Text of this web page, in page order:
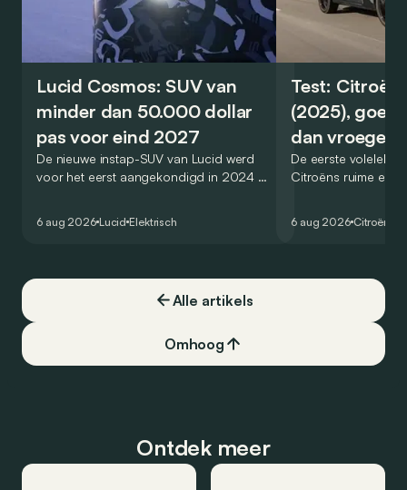
Lucid Cosmos: SUV van
minder dan 50.000 dollar
pas voor eind 2027
De nieuwe instap-SUV van Lucid werd
voor het eerst aangekondigd in 2024 en
constructeur vervoegen.
6 aug 2026 Lucid Elektrisch
Test: Citroën
(2025), goed
dan vroeger
De eerste
Citroëns ruime en
dat ook gelukt?
6 aug 2026 Citroën
Alle artikels
Omhoog
Ontdek meer